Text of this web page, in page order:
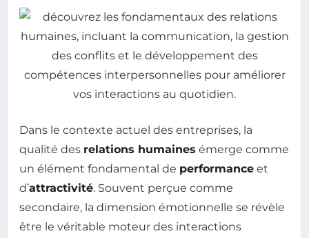
Dans le contexte actuel des entreprises, la
qualité des relations humaines émerge comme
un élément fondamental de performance et
d’attractivité. Souvent perçue comme
secondaire, la dimension émotionnelle se révèle
être le véritable moteur des interactions